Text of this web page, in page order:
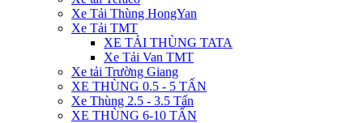
Xe Tải Thùng HongYan
Xe Tải TMT
XE TẢI THÙNG TATA
Xe Tải Van TMT
Xe tải Trường Giang
XE THÙNG 0.5 - 5 TẤN
Xe Thùng 2.5 - 3.5 Tấn
XE THÙNG 6-10 TẤN